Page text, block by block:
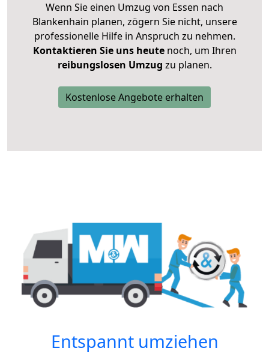
Wenn Sie einen Umzug von Essen nach
Blankenhain planen, zögern Sie nicht, unsere
professionelle Hilfe in Anspruch zu nehmen.
Kontaktieren Sie uns heutenoch, um Ihren
reibungslosen Umzug zu planen.
Kostenlose Angebote erhalten
Entspannt umziehen